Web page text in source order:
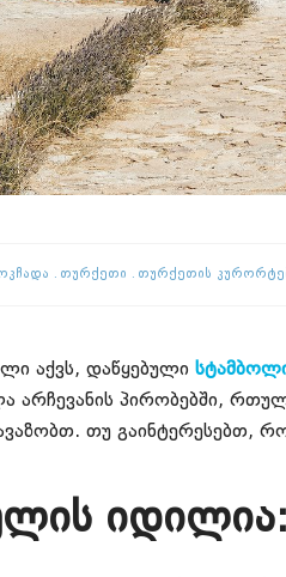
Თურქეთი Თურქეთის
აქვს, დაწყებული
არჩევანის პირობებში,
თუ გაინტერესებთ,